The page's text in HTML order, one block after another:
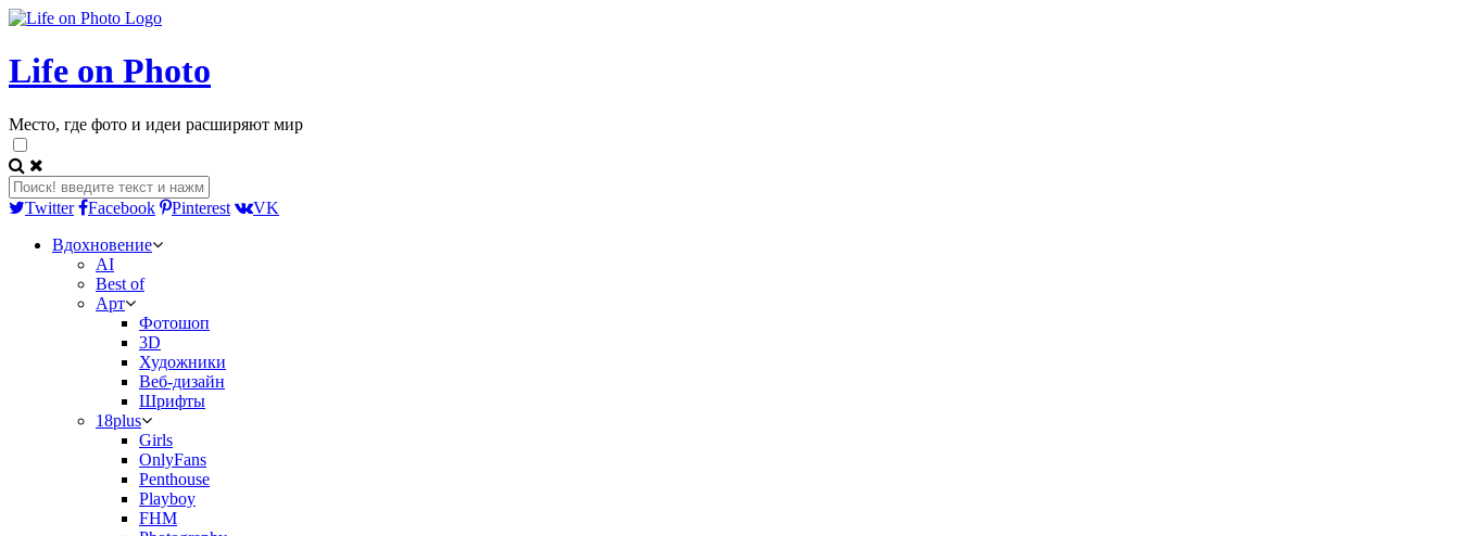
Life on Photo
Место, где фото и идеи расширяют мир
Twitter Facebook Pinterest
VK
Вдохновение
AI
Best of
Арт
Фотошоп
3D
Художники
Веб-дизайн
Шрифты
18plus
Girls
OnlyFans
Penthouse
Playboy
FHM